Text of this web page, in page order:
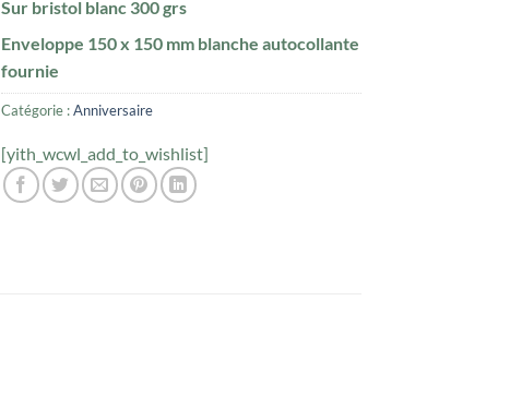
Sur bristol blanc 300 grs
Enveloppe 150 x 150 mm blanche autocollante
fournie
Catégorie :Anniversaire
[yith_wcwl_add_to_wishlist]